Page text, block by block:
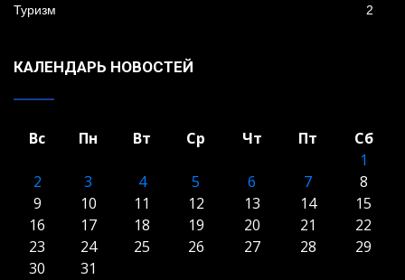
Туризм 2
КАЛЕНДАРЬ НОВОСТЕЙ
Вс Пн Вт Ср Чт Пт
Сб
1
2
3 4 5 6 7
8
9
10 11 12 13 14
15
16
17 18 19 20 21
22
23
24 25 26 27 28
29
30
31